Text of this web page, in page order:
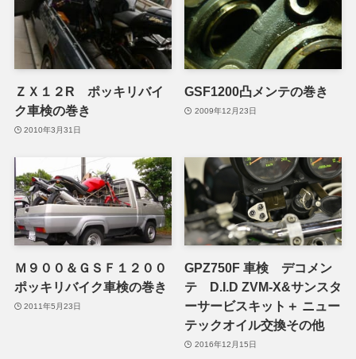
ＺＸ１２R ポッキリバイ
ク車検の巻き
2010年3月31日
GSF1200凸メンテの巻き
2009年12月23日
Ｍ９００＆ＧＳＦ１２００
ポッキリバイク車検の巻き
2011年5月23日
GPZ750F 車検 デコメン
テ D.I.D ZVM-X&サンスタ
ーサービスキット＋ ニュー
テックオイル交換その他
2016年12月15日